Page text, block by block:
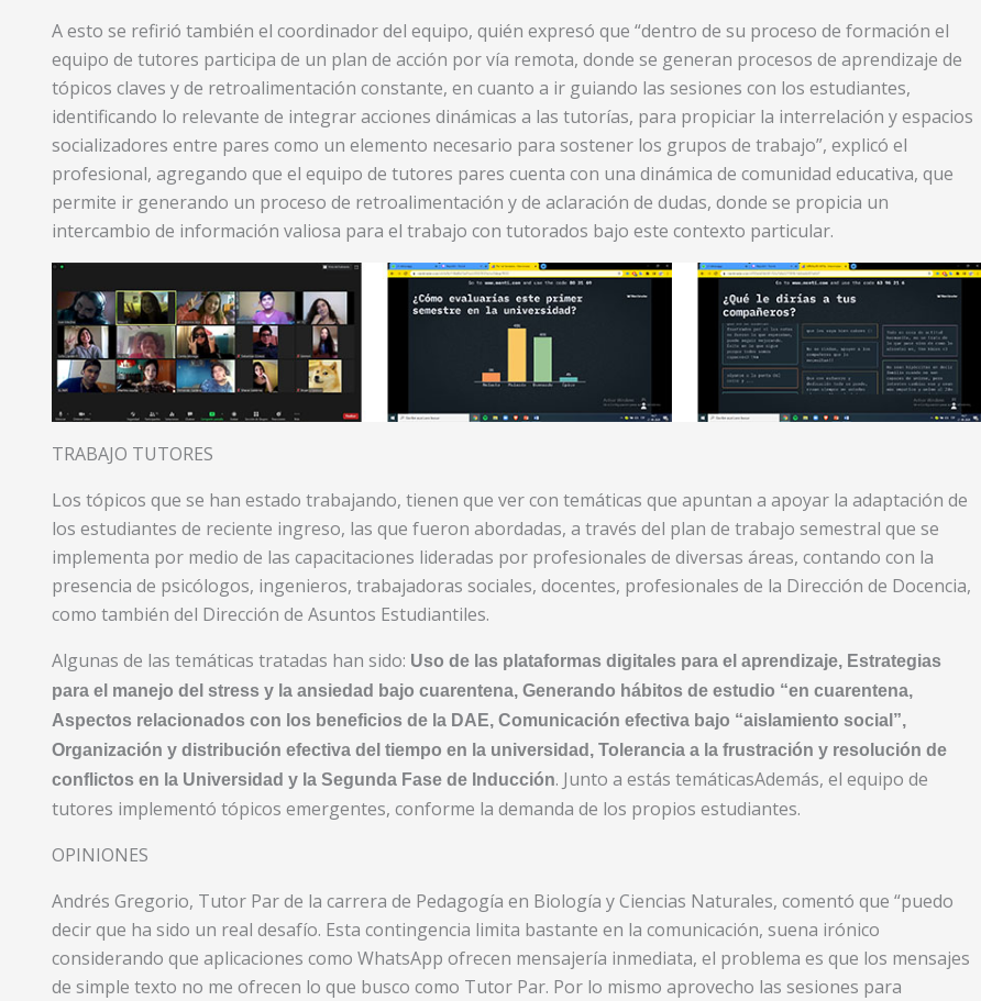
A esto se refirió también el coordinador del equipo, quién expresó que “dentro de su proceso de formación el
equipo de tutores participa de un plan de acción por vía remota, donde se generan procesos de aprendizaje de
tópicos claves y de retroalimentación constante, en cuanto a ir guiando las sesiones con los estudiantes,
identificando lo relevante de integrar acciones dinámicas a las tutorías, para propiciar la interrelación y espacios
socializadores entre pares como un elemento necesario para sostener los grupos de trabajo”, explicó el
profesional, agregando que el equipo de tutores pares cuenta con una dinámica de comunidad educativa, que
permite ir generando un proceso de retroalimentación y de aclaración de dudas, donde se propicia un
intercambio de información valiosa para el trabajo con tutorados bajo este contexto particular.
TRABAJO TUTORES
Los tópicos que se han estado trabajando, tienen que ver con temáticas que apuntan a apoyar la adaptación de
los estudiantes de reciente ingreso, las que fueron abordadas, a través del plan de trabajo semestral que se
implementa por medio de las capacitaciones lideradas por profesionales de diversas áreas, contando con la
presencia de psicólogos, ingenieros, trabajadoras sociales, docentes, profesionales de la Dirección de Docencia,
como también del Dirección de Asuntos Estudiantiles.
Algunas de las temáticas tratadas han sido: Uso de las plataformas digitales para el aprendizaje, Estrategias
para el manejo del stress y la ansiedad bajo cuarentena, Generando hábitos de estudio “en cuarentena,
Aspectos relacionados con los beneficios de la DAE, Comunicación efectiva bajo “aislamiento social”,
Organización y distribución efectiva del tiempo en la universidad, Tolerancia a la frustración y resolución de
conflictos en la Universidad y la Segunda Fase de Inducción. Junto a estás temáticasAdemás, el equipo de
tutores implementó tópicos emergentes, conforme la demanda de los propios estudiantes.
OPINIONES
Andrés Gregorio, Tutor Par de la carrera de Pedagogía en Biología y Ciencias Naturales, comentó que “puedo
decir que ha sido un real desafío. Esta contingencia limita bastante en la comunicación, suena irónico
considerando que aplicaciones como WhatsApp ofrecen mensajería inmediata, el problema es que los mensajes
de simple texto no me ofrecen lo que busco como Tutor Par. Por lo mismo aprovecho las sesiones para